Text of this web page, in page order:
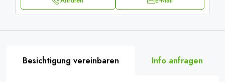
Besichtigung vereinbaren Info anfragen